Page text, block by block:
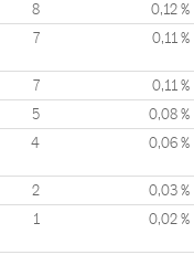
8 0,12 %
7 0,11 %
7 0,11 %
5 0,08 %
4 0,06 %
2 0,03 %
1 0,02 %